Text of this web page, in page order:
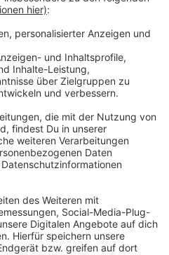
zum Thema:
ausführlich über
Bauarbeiten in der
HBF wird umgebaut